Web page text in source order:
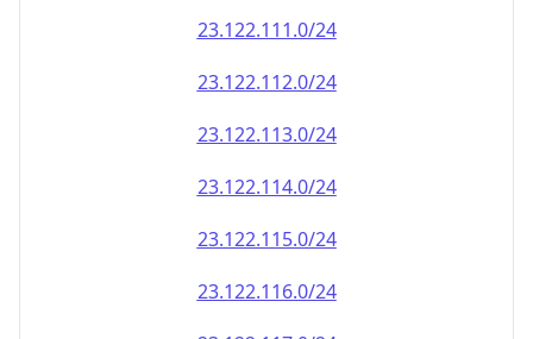
23.122.113.0/24
23.122.114.0/24
23.122.115.0/24
23.122.116.0/24
23.122.117.0/24
23.122.118.0/24